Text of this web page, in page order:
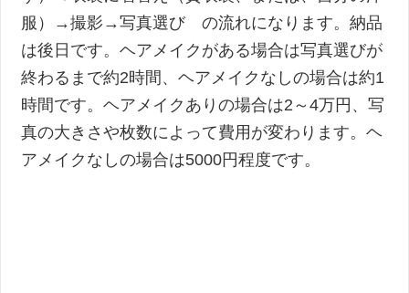
服）→撮影→写真選び の流れになります。納品
は後日です。ヘアメイクがある場合は写真選びが
終わるまで約2時間、ヘアメイクなしの場合は約1
時間です。ヘアメイクありの場合は2～4万円、写
真の大きさや枚数によって費用が変わります。ヘ
アメイクなしの場合は5000円程度です。